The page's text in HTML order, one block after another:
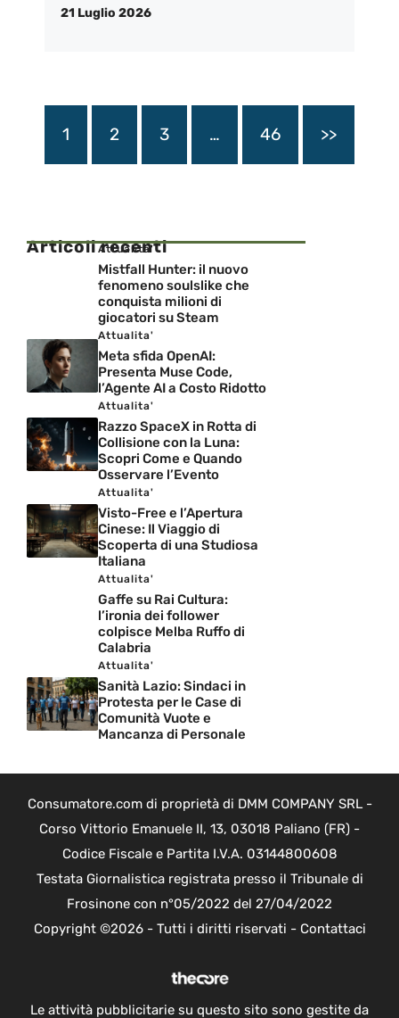
21 Luglio 2026
1 2 3 … 46 >>
Articoli recenti
Attualita'
Mistfall Hunter: il nuovo
fenomeno soulslike che
conquista milioni di
giocatori su Steam
Attualita'
Meta sfida OpenAI:
Presenta Muse Code,
l’Agente AI a Costo Ridotto
Attualita'
Razzo SpaceX in Rotta di
Collisione con la Luna:
Scopri Come e Quando
Osservare l’Evento
Attualita'
Visto-Free e l’Apertura
Cinese: Il Viaggio di
Scoperta di una Studiosa
Italiana
Attualita'
Gaffe su Rai Cultura:
l’ironia dei follower
colpisce Melba Ruffo di
Calabria
Attualita'
Sanità Lazio: Sindaci in
Protesta per le Case di
Comunità Vuote e
Mancanza di Personale
Consumatore.com di proprietà di DMM COMPANY SRL -
Corso Vittorio Emanuele II, 13, 03018 Paliano (FR) -
Codice Fiscale e Partita I.V.A. 03144800608
Testata Giornalistica registrata presso il Tribunale di
Frosinone con n°05/2022 del 27/04/2022
Copyright ©2026 - Tutti i diritti riservati - Contattaci
Le attività pubblicitarie su questo sito sono gestite da